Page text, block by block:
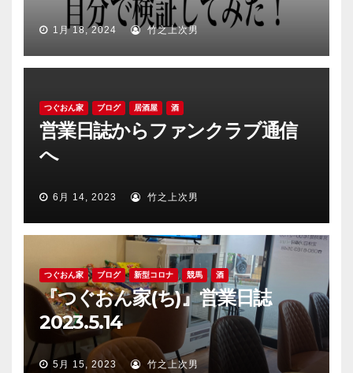
1月 18, 2024 竹之上次男
つぐおん家 ブログ 居酒屋 酒
営業日誌からファンクラブ通信
へ
6月 14, 2023 竹之上次男
つぐおん家 ブログ 新型コロナ 競馬 酒
『つぐおん家(ち)』営業日誌
2023.5.14
5月 15, 2023 竹之上次男